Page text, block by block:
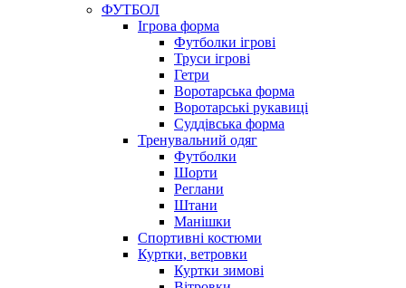
ФУТБОЛ
Ігрова форма
Футболки ігрові
Труси ігрові
Гетри
Воротарська форма
Воротарські рукавиці
Суддівська форма
Тренувальний одяг
Футболки
Шорти
Реглани
Штани
Манішки
Спортивні костюми
Куртки, ветровки
Куртки зимові